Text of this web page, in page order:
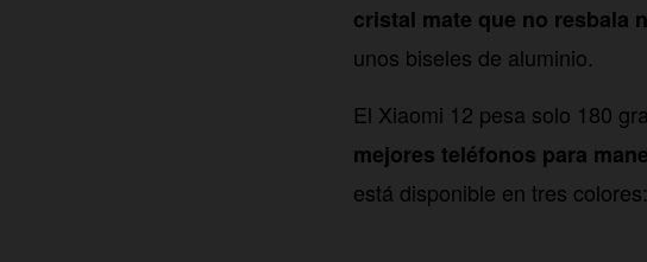
cristal mate que no resbala
unos biseles de aluminio.
El Xiaomi 12 pesa solo 180
mejores teléfonos para
está disponible en tres